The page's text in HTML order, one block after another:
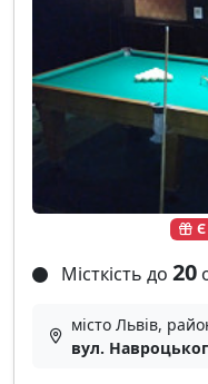
Є
Місткість до 20
місто Львів,
вул.